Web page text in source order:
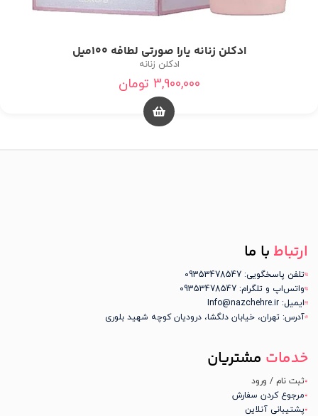
ادکلن زنانه یارا صورتی لطافه 100میل
ادکلن زنانه
3,900,000 تومان
ارتباط با ما
تلفن پاسخگویی: 09353478547
واتس‌اپ و تلگرام: 09353478547
ایمیل: Info@nazchehre.ir
آدرس: تهران، خیابان دلگشا، درودیان کوچه شهید بلوری
خدمات مشتریان
ثبت نام / ورود
مرجوع کردن سفارش
پشتیبانی آنلاین